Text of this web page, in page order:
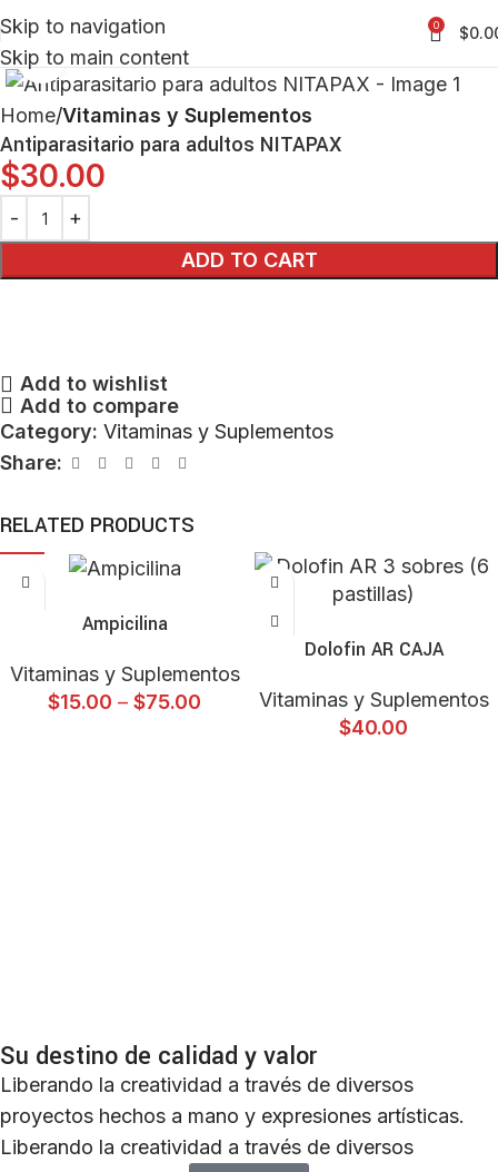
Skip to navigation
Skip to main content
0 $
Click to enlarge
Home Vitaminas y Suplementos
Antiparasitario para adultos NITAPAX
$30.00
ADD TO CART
Add to wishlist
Add to compare
Category: Vitaminas y Suplementos
Share:
RELATED PRODUCTS
Ampicilina
Vitaminas y Suplementos
$15.00 – $75.00
Dolofin AR CAJA
Vitaminas y Suplementos
$40.00
Su destino de calidad y valor
Liberando la creatividad a través de diversos
proyectos hechos a mano y expresiones artísticas.
Liberando la creatividad a través de diversos